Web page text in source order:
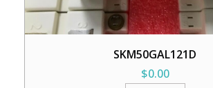
SKM50GAL121D
$0.00